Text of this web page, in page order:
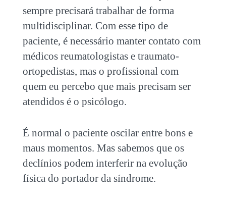
sempre precisará trabalhar de forma
multidisciplinar. Com esse tipo de
paciente, é necessário manter contato com
médicos reumatologistas e traumato-
ortopedistas, mas o profissional com
quem eu percebo que mais precisam ser
atendidos é o psicólogo.
É normal o paciente oscilar entre bons e
maus momentos. Mas sabemos que os
declínios podem interferir na evolução
física do portador da síndrome.